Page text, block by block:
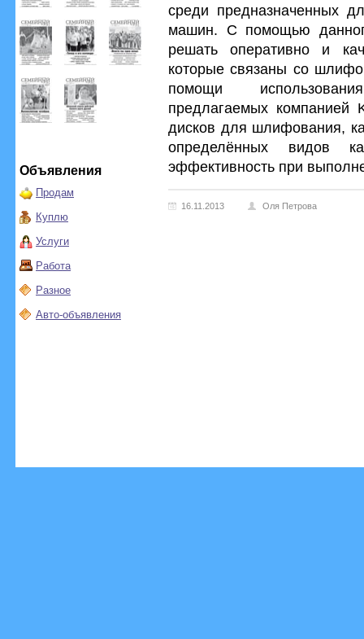
Объявления
Продам
Куплю
Услуги
Работа
Разное
Авто-объявления
среди предназначенных
машин. С помощью
решать оперативно и
которые связаны со
помощи
предлагаемых компанией
дисков для шлифования,
определённых видов
эффективность при
16.11.2013 Оля Петрова